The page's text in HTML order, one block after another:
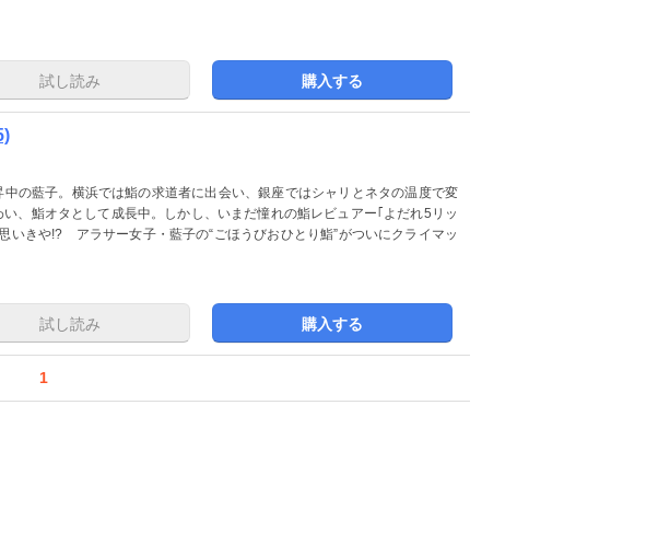
試し読み 購入する
の藍子。横浜では鮨の求道者に出会い、銀座ではシャリとネタの温度で変
、鮨オタとして成長中。しかし、いまだ憧れの鮨レビュアー｢よだれ5リッ
いきや!? アラサー女子・藍子の“ごほうびおひとり鮨”がついにクライマッ
試し読み 購入する
1